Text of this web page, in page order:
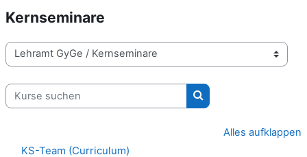
Kernseminare
Kursbereiche
Kurse suchen
Kurse suchen
Alles aufklappen
KS-Team (Curriculum)